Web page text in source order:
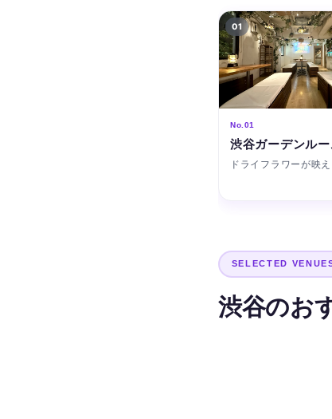
01
No.01
渋谷ガーデンル
ドライフラワーが映え
SELECTED
渋谷のお